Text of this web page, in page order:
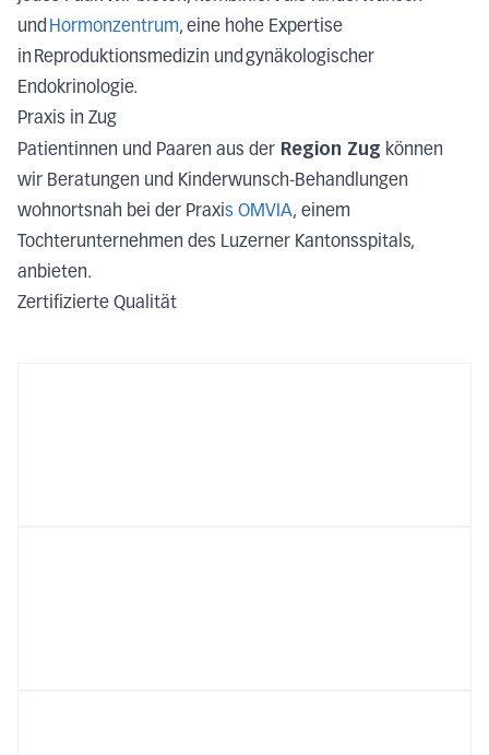
und Hormonzentrum, eine hohe Expertise
in Reproduktionsmedizin und gynäkologischer
Endokrinologie.
Praxis in Zug
Patientinnen und Paaren aus der Region Zug können
wir Beratungen und Kinderwunsch-Behandlungen
wohnortsnah bei der Praxi s OMVIA, einem
Tochterunternehmen des Luzerner Kantonsspitals,
anbieten.
Zertifizierte Qualität